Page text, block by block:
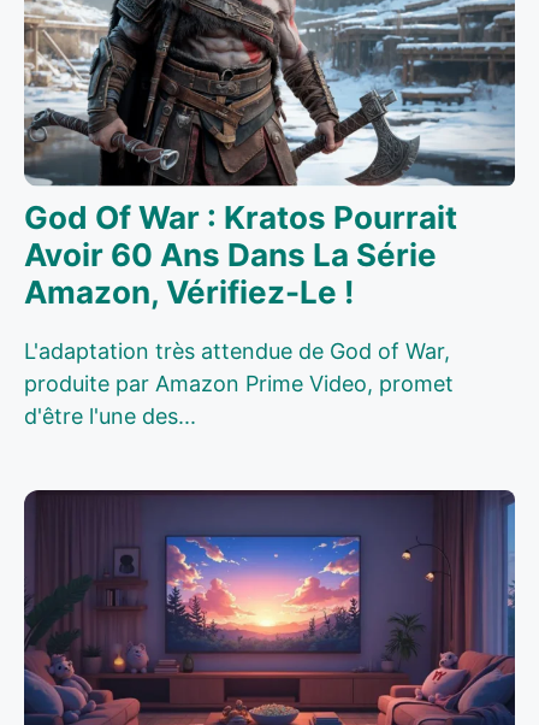
God Of War : Kratos Pourrait
Avoir 60 Ans Dans La Série
Amazon, Vérifiez-Le !
L'adaptation très attendue de God of War,
produite par Amazon Prime Video, promet
d'être l'une des...